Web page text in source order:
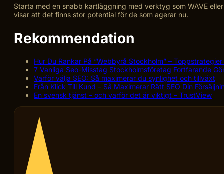
Starta med en snabb kartläggning med verktyg som WAVE
visar att det finns stor potential för de som agerar nu.
Rekommendation
Hur Du Rankar På “Webbyrå Stockholm” –
7 Vanliga Seo-Misstag Stockholmsföretag Fortfarande
Varför välja SEO: Så maximerar du synlighet och tillväxt
Från Klick Till Kund – Så Maximerar Rätt SEO Din
En svensk tjänst – och varför det är viktigt – TrustView